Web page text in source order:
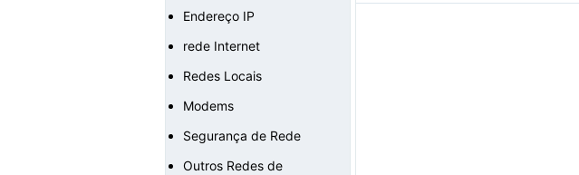
Endereço IP
rede Internet
Redes Locais
Modems
Segurança de Rede
Outros Redes de